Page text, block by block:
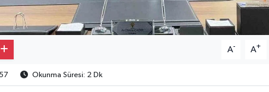
A- A+
Okunma Süresi: 2 Dk